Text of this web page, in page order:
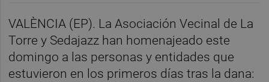
VALÈNCIA (EP). La Asociación Vecinal de La
Torre y Sedajazz han homenajeado este
domingo a las personas y entidades que
estuvieron en los primeros días tras la dana: